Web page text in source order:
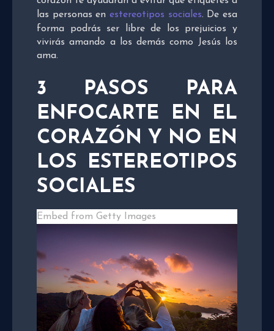
las personas en estereotipos sociales. De esa
forma podrás ser libre de los prejuicios y
vivirás amando a los demás como Jesús los
ama.
3 PASOS PARA
ENFOCARTE EN EL
CORAZÓN Y NO EN
LOS ESTEREOTIPOS
SOCIALES
Embed from Getty Images